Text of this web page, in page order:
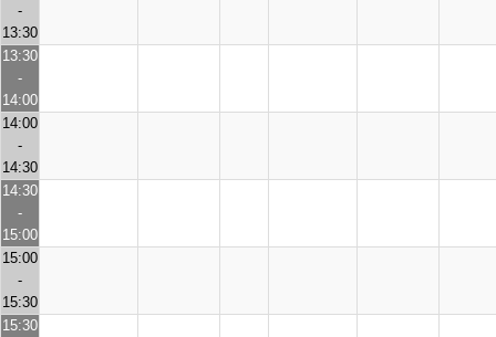
-
13:30
13:30
-
14:00
14:00
-
14:30
14:30
-
15:00
15:00
-
15:30
15:30